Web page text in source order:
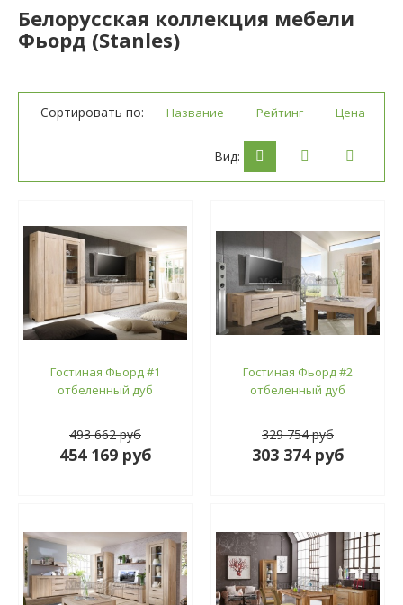
Белорусская коллекция мебели
Фьорд (Stanles)
Сортировать по: Название Рейтинг Цена
Вид:
Гостиная Фьорд #1
отбеленный дуб
493 662 руб
454 169 руб
Гостиная Фьорд #2
отбеленный дуб
329 754 руб
303 374 руб